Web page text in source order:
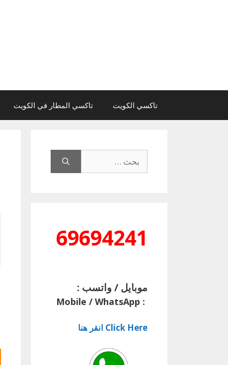
تاكسي الكويت تاكسي المطار في الكويت
عن:
69694241
موبايل / واتسب :
:
Mobile / WhatsApp
Click Here انقر هنا